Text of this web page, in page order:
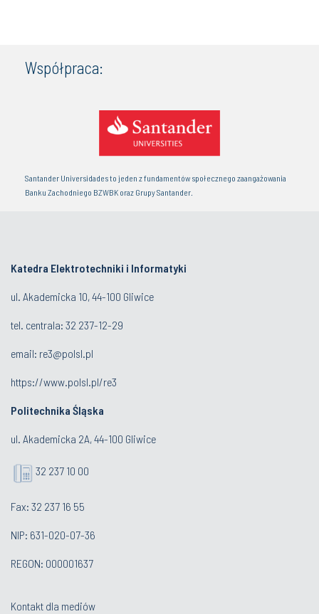
Współpraca:
Santander Universidades to jeden z fundamentów społecznego zaangażowania
Banku Zachodniego BZWBK oraz Grupy Santander.
Katedra Elektrotechniki i Informatyki
ul. Akademicka 10, 44-100 Gliwice
tel. centrala: 32 237-12-29
email: re3@polsl.pl
https://www.polsl.pl/re3
Politechnika Śląska
ul. Akademicka 2A, 44-100 Gliwice
32 237 10 00
Fax: 32 237 16 55
NIP: 631-020-07-36
REGON: 000001637
Kontakt dla mediów